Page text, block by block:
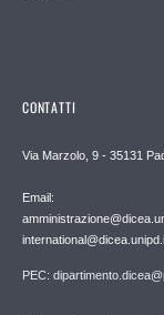
CONTATTI
Via Marzolo, 9 - 35131
Email:
PEC: